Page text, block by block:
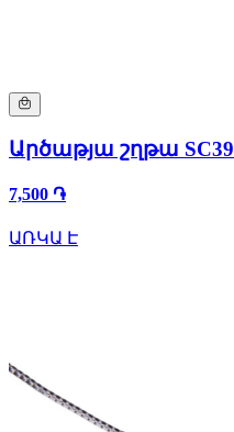
Արծաթյա շղթա SC39
7,500 ֏
ԱՌԿԱ Է